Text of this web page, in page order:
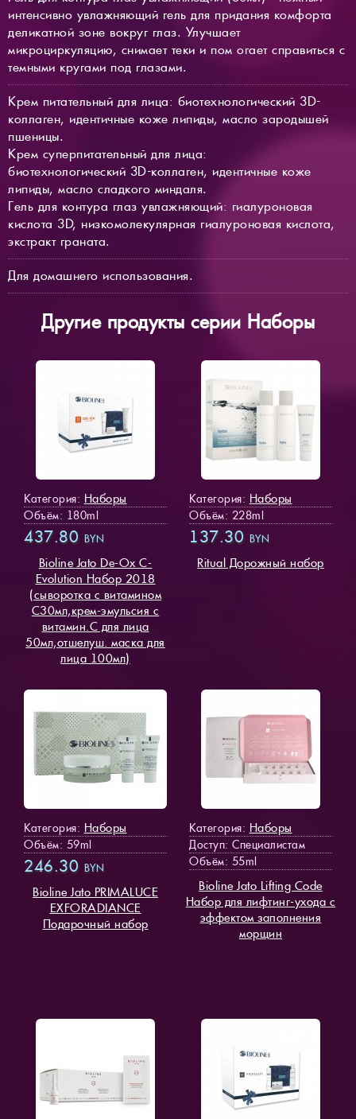
интенсивно увлажняющий гель для придания комфорта
деликатной зоне вокруг глаз. Улучшает
микроциркуляцию, снимает теки и пом огает справиться с
темными кругами под глазами.
Крем питательный для лица: биотехнологический 3D-
коллаген, идентичные коже липиды, масло зародышей
пшеницы.
Крем суперпитательный для лица:
биотехнологический 3D-коллаген, идентичные коже
липиды, масло сладкого миндаля.
Гель для контура глаз увлажняющий: гиалуроновая
кислота 3D, низкомолекулярная гиалуроновая кислота,
экстракт граната.
Для домашнего использования.
Другие продукты серии Наборы
Категория: Наборы
Объём: 180ml
437.80 BYN
Bioline Jato De-Ox C-
Evolution Набор 2018
(сыворотка с витамином
С30мл,крем-эмульсия с
витамин.С для лица
50мл,отшелуш. маска для
лица 100мл)
Категория: Наборы
Объём: 228ml
137.30 BYN
Ritual Дорожный набор
Категория: Наборы
Объём: 59ml
246.30 BYN
Bioline Jato PRIMALUCE
EXFORADIANCE
Подарочный набор
Категория: Наборы
Доступ: Специалистам
Объём: 55ml
Bioline Jato Lifting Code
Набор для лифтинг-ухода с
эффектом заполнения
морщин